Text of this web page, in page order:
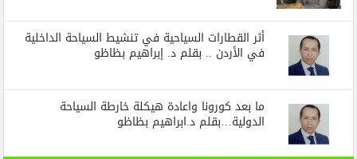
أثر القطارات السياحية في تنشيط السياحة الداخلية
في الأردن .. بقلم د. إبراهيم بظاظو
ما بعد كورونا واعادة هيكلة خارطة السياحة
الدولية…بقلم د.ابراهيم بظاظو